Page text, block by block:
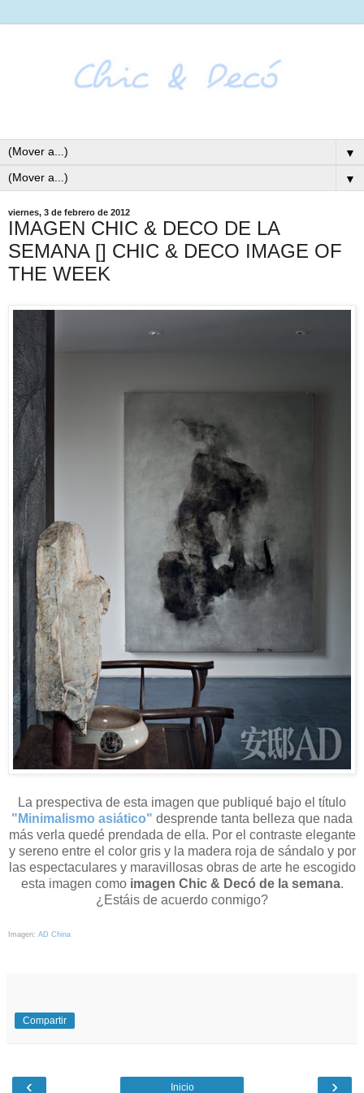
▼
▼
viernes, 3 de febrero de 2012
IMAGEN CHIC & DECO DE LA
SEMANA [] CHIC & DECO IMAGE OF
THE WEEK
La prespectiva de esta imagen que publiqué bajo el título
"Minimalismo asiático" desprende tanta belleza que nada
más verla quedé prendada de ella. Por el contraste elegante
y sereno entre el color gris y la madera roja de sándalo y por
las espectaculares y maravillosas obras de arte he escogido
esta imagen como imagen Chic & Decó de la semana.
¿Estáis de acuerdo conmigo?
Imagen: AD China
Compartir
‹ ›
Inicio